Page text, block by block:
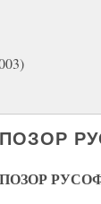
ПОЗОР
ПОЗОР